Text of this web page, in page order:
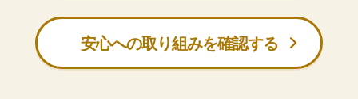
安心への取り組みを確認する